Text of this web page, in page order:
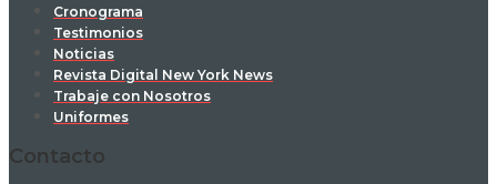
Cronograma
Testimonios
Noticias
Revista Digital New York News
Trabaje con Nosotros
Uniformes
Contacto